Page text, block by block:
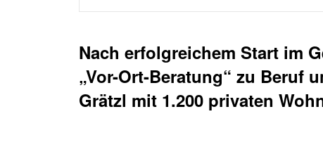
Nach erfolgreichem Start im
„Vor-Ort-Beratung“ zu Beruf
Grätzl mit 1.200 privaten